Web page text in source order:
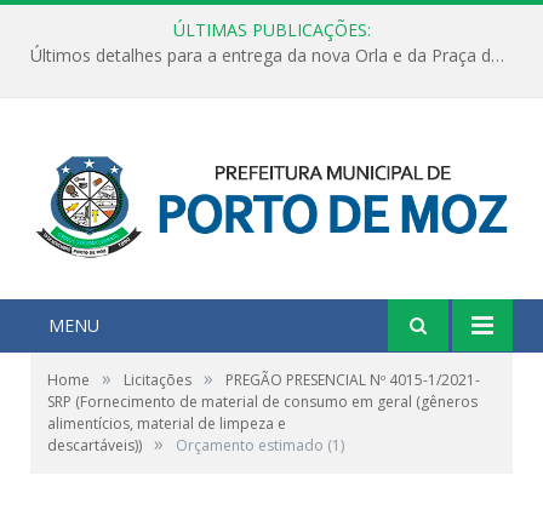
ÚLTIMAS PUBLICAÇÕES:
Últimos detalhes para a entrega da nova Orla e da Praça do Praião
MENU
Home » Licitações »
PREGÃO PRESENCIAL Nº 4015-1/2021-
SRP (Fornecimento de material de consumo em geral (gêneros
alimentícios, material de limpeza e
descartáveis)) » Orçamento estimado (1)